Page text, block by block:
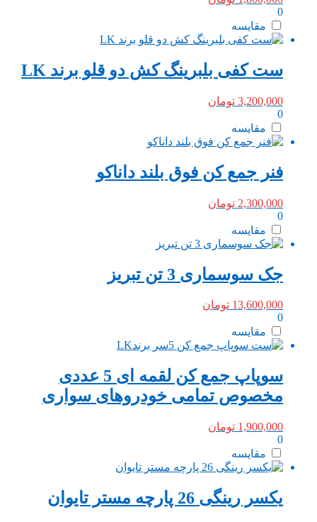
0
مقایسه
ست کفی بلبرینگ کش دو قلو برند LK
3,200,000 تومان
0
مقایسه
فنر‌ جمع کن فوق بلند داناکو
2,300,000 تومان
0
مقایسه
جک سوسماری 3 تن تبریز
13,600,000 تومان
0
مقایسه
سوپاپ جمع کن لقمه ای 5 عددی
مخصوص تمامی خودروهای سواری
1,900,000 تومان
0
مقایسه
یکسر رینگی 26 پارچه مستر تایوان